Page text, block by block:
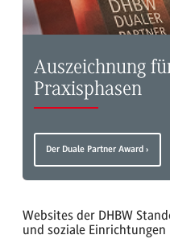
Auszeichnung
Praxisphasen
Der Duale Partner Award
Websites der DHBW
und soziale Einrichtungen